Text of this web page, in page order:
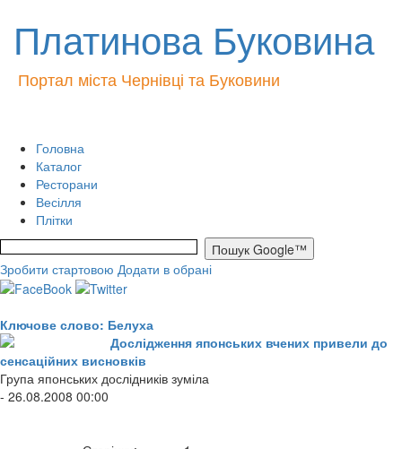
Платинова Буковина
Портал міста Чернівці та Буковини
Головна
Каталог
Ресторани
Весілля
Плітки
Зробити стартовою Додати в обрані
Ключове слово: Белуха
Дослідження японських вчених привели до
сенсаційних висновків
Група японських дослідників зуміла
- 26.08.2008 00:00